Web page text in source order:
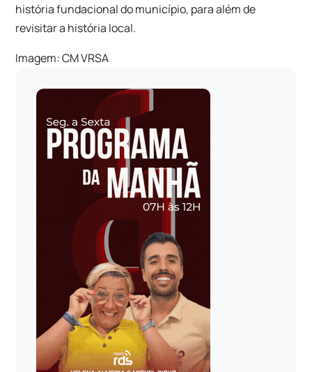
história fundacional do município, para além de
revisitar a história local.
Imagem: CM VRSA